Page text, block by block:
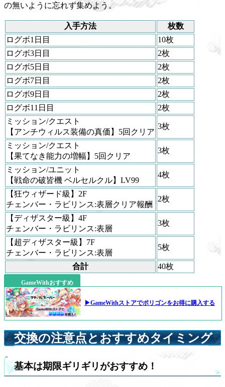
の無いように忘れず集めよう。
入手方法
枚数
ログボ1日目
10枚
ログボ3日目
2枚
ログボ5日目
2枚
ログボ7日目
2枚
ログボ9日目
2枚
ログボ11日目
2枚
ミッション/クエスト
【アンチウィルス装備の真価】5回クリア
3枚
ミッション/クエスト
【果てなき能力の増幅】5回クリア
3枚
ミッション/ユニット
【戦命の破皆機 ベルセルクル】LV99
4枚
【狂ウィザード級】2F
チェンバー・ラビリンス:表層クリア報酬
2枚
【ディザスター級】4F
チェンバー・ラビリンス:表層
3枚
【超ディザスター級】7F
チェンバー・ラビリンス:表層
5枚
合計 40枚
GameWithおすすめ
▶GameWithストアでポリゴンをお得に購入する
交換の注意点とおすすめタイミング
基本は期限ギリギリがおすすめ！